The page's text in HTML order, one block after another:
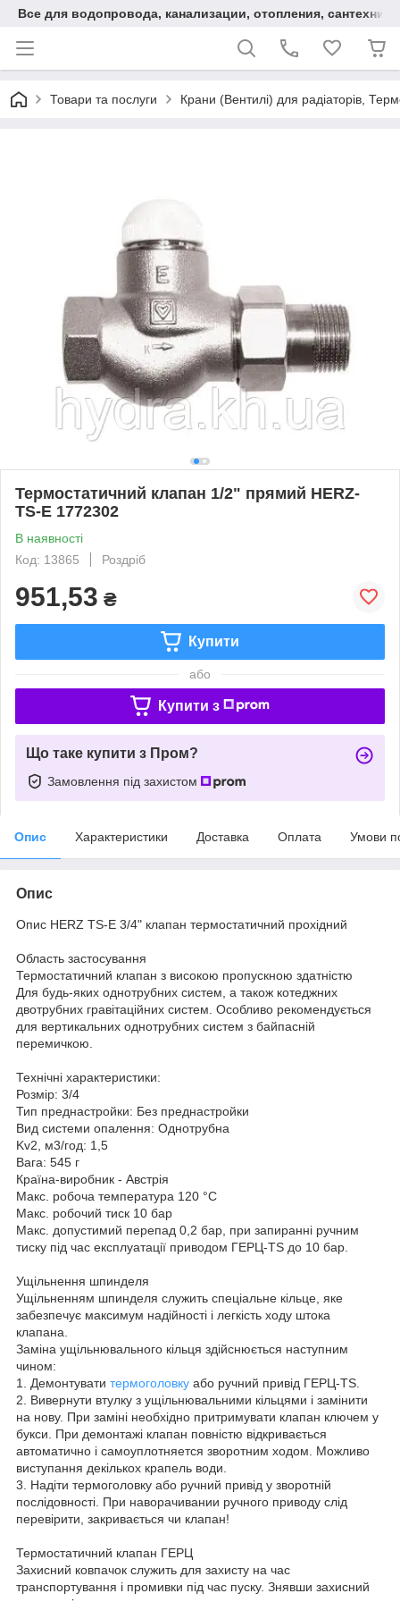
Все для водопровода, канализации, отопления, сантехники
Товари та послуги Крани (Вентилі) для радіаторів,
Термостатичний клапан 1/2" прямий HERZ-
TS-E 1772302
В наявності
Код: 13865
Роздріб
951,53 ₴
Купити
або
Купити з
Що таке купити з Пром?
Замовлення під захистом
Опис Характеристики Доставка Оплата Умови
Опис
Опис HERZ TS-E 3/4" клапан термостатичний прохідний
Область застосування
Термостатичний клапан з високою пропускною здатністю
Для будь-яких однотрубних систем, а також котеджних
двотрубних гравітаційних систем. Особливо рекомендується
для вертикальних однотрубних систем з байпасній
перемичкою.
Технічні характеристики:
Розмір: 3/4
Тип преднастройки: Без преднастройки
Вид системи опалення: Однотрубна
Kv2, м3/год: 1,5
Вага: 545 г
Країна-виробник - Австрія
Макс. робоча температура 120 °C
Макс. робочий тиск 10 бар
Макс. допустимий перепад 0,2 бар, при запиранні ручним
тиску під час експлуатації приводом ГЕРЦ-TS до 10 бар.
Ущільнення шпинделя
Ущільненням шпинделя служить спеціальне кільце, яке
забезпечує максимум надійності і легкість ходу штока
клапана.
Заміна ущільнювального кільця здійснюється наступним
чином:
1. Демонтувати термоголовку або ручний привід ГЕРЦ-TS.
2. Вивернути втулку з ущільнювальними кільцями і замінити
на нову. При заміні необхідно притримувати клапан ключем у
букси. При демонтажі клапан повністю відкривається
автоматично і самоуплотняется зворотним ходом. Можливо
виступання декількох крапель води.
3. Надіти термоголовку або ручний привід у зворотній
послідовності. При наворачивании ручного приводу слід
перевірити, закривається чи клапан!
Термостатичний клапан ГЕРЦ
Захисний ковпачок служить для захисту на час
транспортування і промивки під час пуску. Знявши захисний